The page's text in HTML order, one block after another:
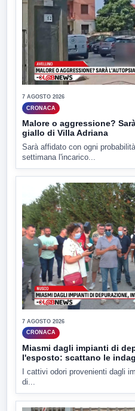
7 AGOSTO 2026
CRONACA
Malore o aggressione?
giallo di Villa Adriana
Sarà affidato con ogni
settimana l'incarico...
7 AGOSTO 2026
CRONACA
Miasmi dagli impianti di
l'esposto: scattano le
I cattivi odori provenienti dagli
di...